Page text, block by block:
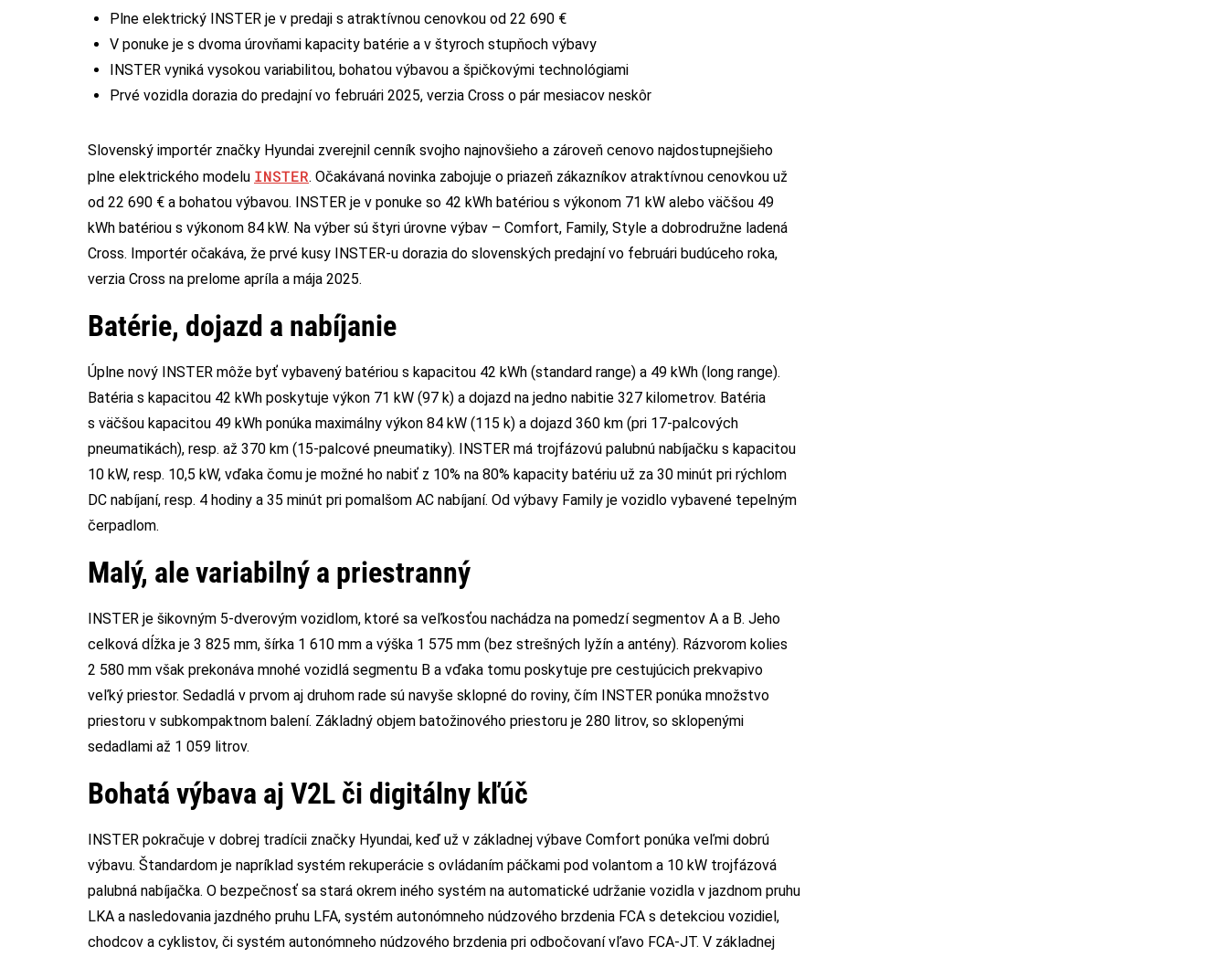
Plne elektrický INSTER je v predaji s atraktívnou cenovkou od 22 690 €
V ponuke je s dvoma úrovňami kapacity batérie a v štyroch stupňoch výbavy
INSTER vyniká vysokou variabilitou, bohatou výbavou a špičkovými technológiami
Prvé vozidla dorazia do predajní vo februári 2025, verzia Cross o pár mesiacov neskôr
Slovenský importér značky Hyundai zverejnil cenník svojho najnovšieho a zároveň cenovo najdostupnejšieho
plne elektrického modelu INSTER. Očakávaná novinka zabojuje o priazeň zákazníkov atraktívnou cenovkou už
od 22 690 € a bohatou výbavou. INSTER je v ponuke so 42 kWh batériou s výkonom 71 kW alebo väčšou 49
kWh batériou s výkonom 84 kW. Na výber sú štyri úrovne výbav – Comfort, Family, Style a dobrodružne ladená
Cross. Importér očakáva, že prvé kusy INSTER-u dorazia do slovenských predajní vo februári budúceho roka,
verzia Cross na prelome apríla a mája 2025.
Batérie, dojazd a nabíjanie
Úplne nový INSTER môže byť vybavený batériou s kapacitou 42 kWh (standard range) a 49 kWh (long range).
Batéria s kapacitou 42 kWh poskytuje výkon 71 kW (97 k) a dojazd na jedno nabitie 327 kilometrov. Batéria
s väčšou kapacitou 49 kWh ponúka maximálny výkon 84 kW (115 k) a dojazd 360 km (pri 17-palcových
pneumatikách), resp. až 370 km (15-palcové pneumatiky). INSTER má trojfázovú palubnú nabíjačku s kapacitou
10 kW, resp. 10,5 kW, vďaka čomu je možné ho nabiť z 10% na 80% kapacity batériu už za 30 minút pri rýchlom
DC nabíjaní, resp. 4 hodiny a 35 minút pri pomalšom AC nabíjaní. Od výbavy Family je vozidlo vybavené tepelným
čerpadlom.
Malý, ale variabilný a priestranný
INSTER je šikovným 5-dverovým vozidlom, ktoré sa veľkosťou nachádza na pomedzí segmentov A a B. Jeho
celková dĺžka je 3 825 mm, šírka 1 610 mm a výška 1 575 mm (bez strešných lyžín a antény). Rázvorom kolies
2 580 mm však prekonáva mnohé vozidlá segmentu B a vďaka tomu poskytuje pre cestujúcich prekvapivo
veľký priestor. Sedadlá v prvom aj druhom rade sú navyše sklopné do roviny, čím INSTER ponúka množstvo
priestoru v subkompaktnom balení. Základný objem batožinového priestoru je 280 litrov, so sklopenými
sedadlami až 1 059 litrov.
Bohatá výbava aj V2L či digitálny kľúč
INSTER pokračuje v dobrej tradícii značky Hyundai, keď už v základnej výbave Comfort ponúka veľmi dobrú
výbavu. Štandardom je napríklad systém rekuperácie s ovládaním páčkami pod volantom a 10 kW trojfázová
palubná nabíjačka. O bezpečnosť sa stará okrem iného systém na automatické udržanie vozidla v jazdnom pruhu
LKA a nasledovania jazdného pruhu LFA, systém autonómneho núdzového brzdenia FCA s detekciou vozidiel,
chodcov a cyklistov, či systém autonómneho núdzového brzdenia pri odbočovaní vľavo FCA-JT. V základnej